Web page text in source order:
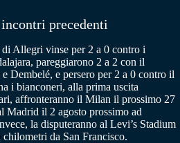
precedenti
Allegri vinse per 2 a 0 contro i
pareggiarono 2 a 2 con il
Dembelé, e persero per 2 a 0 contro il
i bianconeri, alla prima uscita
affronteranno il Milan il prossimo 27
Madrid il 2 agosto prossimo ad
la disputeranno al Levi’s Stadium
chilometri da San Francisco.